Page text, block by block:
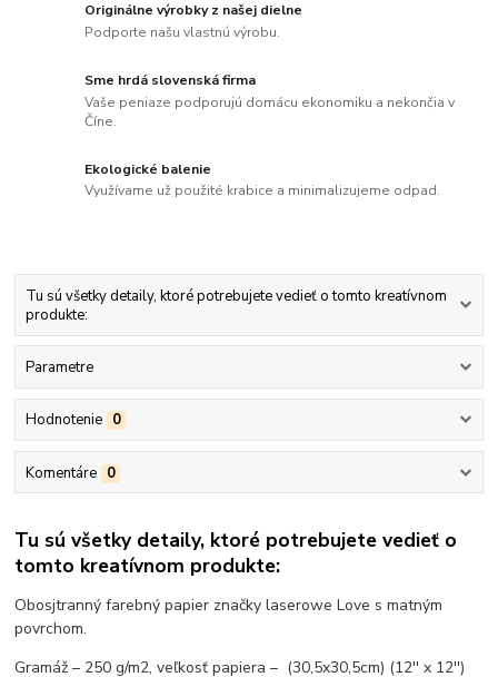
Originálne výrobky z našej dielne
Podporte našu vlastnú výrobu.
Sme hrdá slovenská firma
Vaše peniaze podporujú domácu ekonomiku a nekončia v
Číne.
Ekologické balenie
Využívame už použité krabice a minimalizujeme odpad.
Tu sú všetky detaily, ktoré potrebujete vedieť o tomto kreatívnom
produkte:
Parametre
Hodnotenie 0
Komentáre 0
Tu sú všetky detaily, ktoré potrebujete vedieť o
tomto kreatívnom produkte:
Obosjtranný farebný papier značky laserowe Love s matným
povrchom.
Gramáž – 250 g/m2, veľkosť papiera – (30,5x30,5cm) (12'' x 12'')